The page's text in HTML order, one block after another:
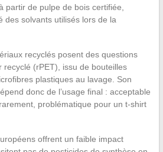
partir de pulpe de bois certifiée,
des solvants utilisés lors de la
recyclés posent des questions
recyclé (rPET), issu de bouteilles
plastiques au lavage. Son
donc de l’usage final : acceptable
problématique pour un t-shirt
offrent un faible impact